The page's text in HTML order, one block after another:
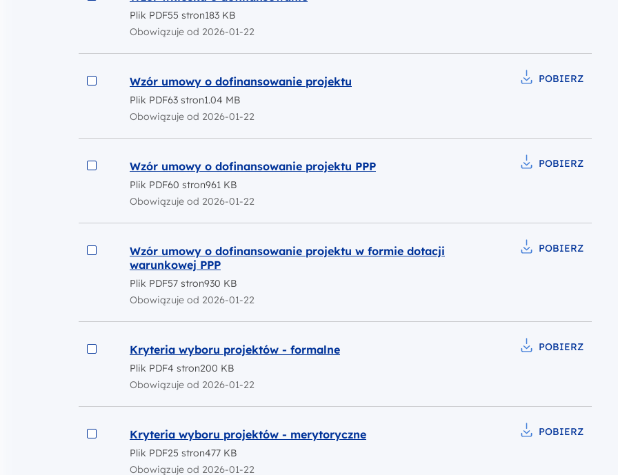
Plik PDF55 stron183 KB
Obowiązuje od 2026-01-22
Podgląd
Wzór umowy o dofinansowanie projektu
POBIERZ
Plik PDF63 stron1.04 MB
Obowiązuje od 2026-01-22
Podgląd
Wzór umowy o dofinansowanie projektu PPP
POBIERZ
Plik PDF60 stron961 KB
Obowiązuje od 2026-01-22
Podgląd
Wzór umowy o dofinansowanie projektu w formie dotacji
warunkowej PPP
POBIERZ
Plik PDF57 stron930 KB
Obowiązuje od 2026-01-22
Podgląd
Kryteria wyboru projektów - formalne
POBIERZ
Plik PDF4 stron200 KB
Obowiązuje od 2026-01-22
Podgląd
Kryteria wyboru projektów - merytoryczne
POBIERZ
Plik PDF25 stron477 KB
Obowiązuje od 2026-01-22